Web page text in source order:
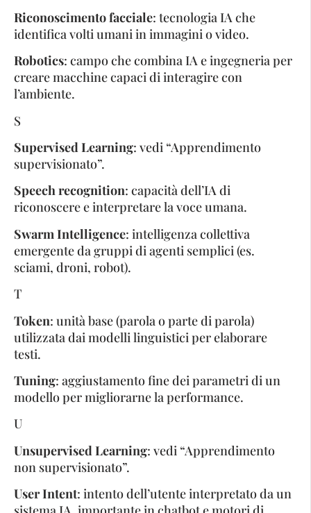
Riconoscimento facciale: tecnologia IA che
identifica volti umani in immagini o video.
Robotics: campo che combina IA e ingegneria per
creare macchine capaci di interagire con
l’ambiente.
S
Supervised Learning: vedi “Apprendimento
supervisionato”.
Speech recognition: capacità dell’IA di
riconoscere e interpretare la voce umana.
Swarm Intelligence: intelligenza collettiva
emergente da gruppi di agenti semplici (es.
sciami, droni, robot).
T
Token: unità base (parola o parte di parola)
utilizzata dai modelli linguistici per elaborare
testi.
Tuning: aggiustamento fine dei parametri di un
modello per migliorarne la performance.
U
Unsupervised Learning: vedi “Apprendimento
non supervisionato”.
User Intent: intento dell’utente interpretato da un